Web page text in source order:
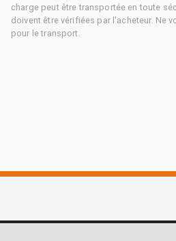
charge peut être transportée en toute
doivent être vérifiées par l'acheteur. Ne
pour le transport.